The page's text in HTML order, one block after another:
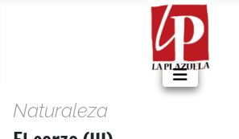
Naturaleza